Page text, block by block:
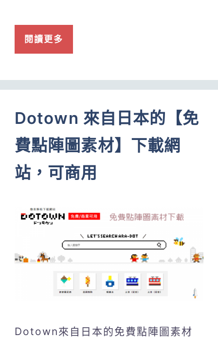
閱讀更多
Dotown 來自日本的【免
費點陣圖素材】下載網
站，可商用
Dotown來自日本的免費點陣圖素材